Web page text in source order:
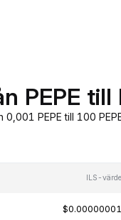
PEPE till
PEPE till 100
ILS-värde
$0.00000001